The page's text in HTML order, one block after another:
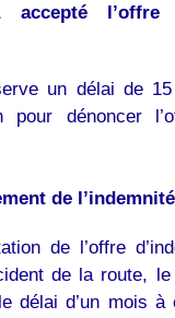
accepté
un délai de
pour dénoncer
de
de l’offre
de la route,
délai d’un mois à